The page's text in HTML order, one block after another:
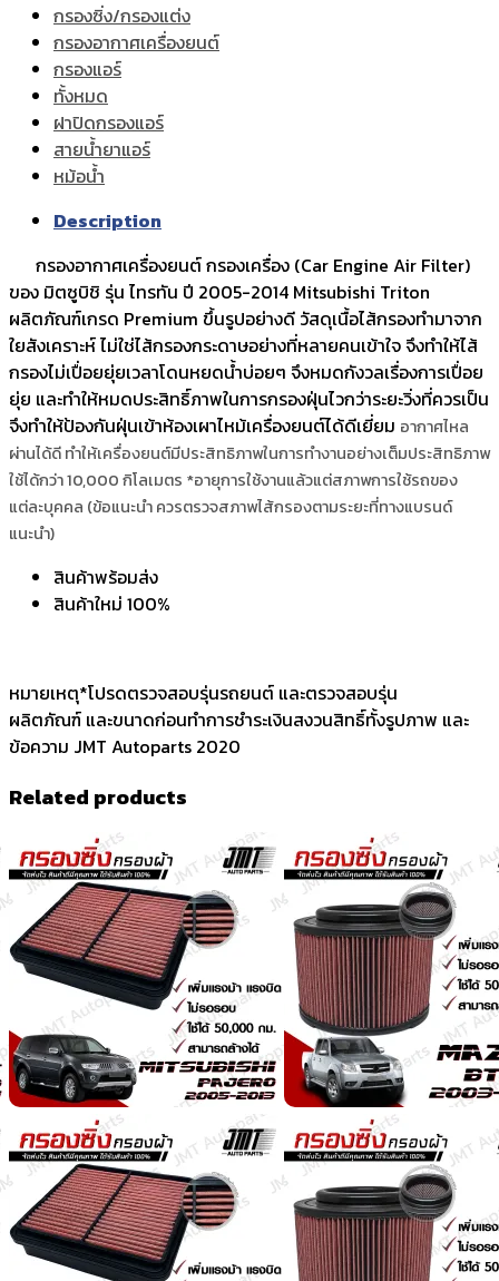
กรองซิ่ง/กรองแต่ง
กรองอากาศเครื่องยนต์
กรองแอร์
ทั้งหมด
ฝาปิดกรองแอร์
สายน้ำยาแอร์
หม้อน้ำ
Description
กรองอากาศเครื่องยนต์ กรองเครื่อง (Car Engine Air Filter)
ของ มิตซูบิชิ รุ่น ไทรทัน ปี 2005-2014 Mitsubishi Triton
ผลิตภัณฑ์เกรด Premium ขึ้นรูปอย่างดี วัสดุเนื้อไส้กรองทำมาจาก
ใยสังเคราะห์ ไม่ใช่ไส้กรองกระดาษอย่างที่หลายคนเข้าใจ จึงทำให้ไส้
กรองไม่เปื่อยยุ่ยเวลาโดนหยดน้ำบ่อยๆ จึงหมดกังวลเรื่องการเปื่อย
ยุ่ย และทำให้หมดประสิทธิ์ภาพในการกรองฝุ่นไวกว่าระยะวิ่งที่ควรเป็น
จึงทำให้ป้องกันฝุ่นเข้าห้องเผาไหม้เครื่องยนต์ได้ดีเยี่ยม อากาศไหล
ผ่านได้ดี ทำให้เครื่องยนต์มีประสิทธิภาพในการทำงานอย่างเต็มประสิทธิภาพ
ใช้ได้กว่า 10,000 กิโลเมตร *อายุการใช้งานแล้วแต่สภาพการใช้รถของ
แต่ละบุคคล (ข้อแนะนำ ควรตรวจสภาพไส้กรองตามระยะที่ทางแบรนด์
แนะนำ)
สินค้าพร้อมส่ง
สินค้าใหม่ 100%
หมายเหตุ*โปรดตรวจสอบรุ่นรถยนต์ และตรวจสอบรุ่น
ผลิตภัณฑ์ และขนาดก่อนทำการชำระเงินสงวนสิทธิ์ทั้งรูปภาพ และ
ข้อความ JMT Autoparts 2020
Related products